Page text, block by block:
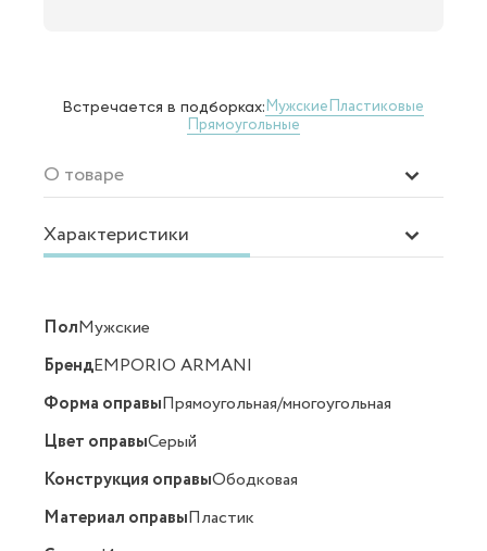
Встречается в подборках:МужскиеПластиковые
Прямоугольные
О товаре
Характеристики
ПолМужские
БрендEMPORIO ARMANI
Форма оправыПрямоугольная/многоугольная
Цвет оправыСерый
Конструкция оправыОбодковая
Материал оправыПластик